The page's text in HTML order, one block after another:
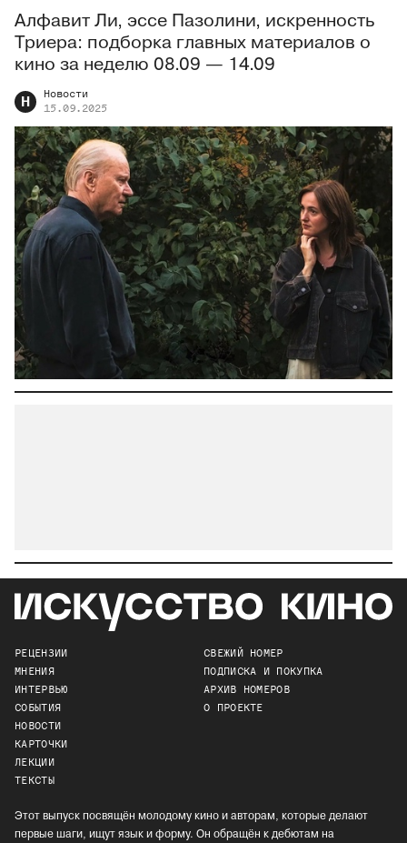
Алфавит Ли, эссе Пазолини, искренность
Триера: подборка главных материалов о
кино за неделю 08.09 — 14.09
Н
Новости
15.09.2025
РЕЦЕНЗИИ
МНЕНИЯ
ИНТЕРВЬЮ
СОБЫТИЯ
НОВОСТИ
КАРТОЧКИ
ЛЕКЦИИ
ТЕКСТЫ
СВЕЖИЙ НОМЕР
ПОДПИСКА И ПОКУПКА
АРХИВ НОМЕРОВ
О ПРОЕКТЕ
Этот выпуск посвящён молодому кино и авторам, которые делают
первые шаги, ищут язык и форму. Он обращён к дебютам на